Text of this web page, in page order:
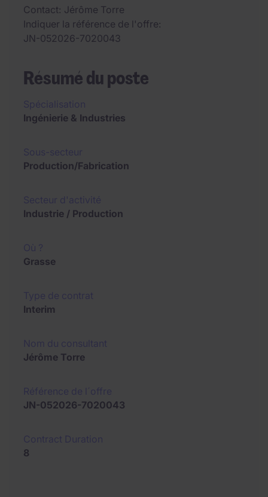
Contact Jérôme Torre
Indiquer la référence de l'offre
JN-052026-7020043
Résumé du poste
Ingénierie & Industries
Production/Fabrication
Industrie / Production
Grasse
Interim
Jérôme Torre
JN-052026-7020043
8